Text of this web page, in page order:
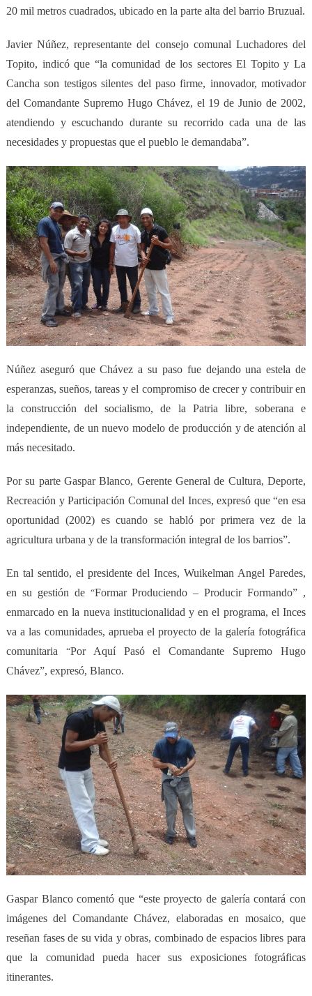
20 mil metros cuadrados, ubicado en la parte alta del barrio Bruzual.
Javier Núñez, representante del consejo comunal Luchadores del
Topito, indicó que “la comunidad de los sectores El Topito y La
Cancha son testigos silentes del paso firme, innovador, motivador
del Comandante Supremo Hugo Chávez, el 19 de Junio de 2002,
atendiendo y escuchando durante su recorrido cada una de las
necesidades y propuestas que el pueblo le demandaba”.
Núñez aseguró que Chávez a su paso fue dejando una estela de
esperanzas, sueños, tareas y el compromiso de crecer y contribuir en
la construcción del socialismo, de la Patria libre, soberana e
independiente, de un nuevo modelo de producción y de atención al
más necesitado.
Por su parte Gaspar Blanco, Gerente General de Cultura, Deporte,
Recreación y Participación Comunal del Inces, expresó que “en esa
oportunidad (2002) es cuando se habló por primera vez de la
agricultura urbana y de la transformación integral de los barrios”.
En tal sentido, el presidente del Inces, Wuikelman Angel Paredes,
en su gestión de “Formar Produciendo – Producir Formando” ,
enmarcado en la nueva institucionalidad y en el programa, el Inces
va a las comunidades, aprueba el proyecto de la galeríafotográfica
comunitaria “Por Aquí Pasó el Comandante Supremo Hugo
Chávez”, expresó, Blanco.
Gaspar Blanco comentó que “este proyecto de galería contará con
imágenes del Comandante Chávez, elaboradas en mosaico, que
reseñan fases de su vida y obras, combinado de espacios libres para
que la comunidad pueda hacer sus exposiciones fotográficas
itinerantes.